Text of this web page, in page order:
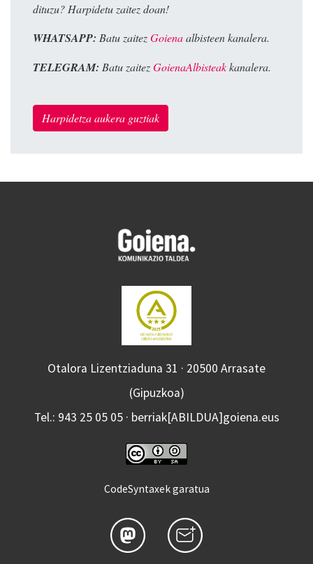
dituzu? Harpidetu zaitez doan!
WHATSAPP: Batu zaitezGoienaalbisteen kanalera.
TELEGRAM: Batu zaitezGoienaAlbisteakkanalera.
Harpidetza aukera guztiak
Otalora Lizentziaduna 31 · 20500 Arrasate
(Gipuzkoa)
Tel.: 943 25 05 05 · berriak[ABILDUA]goiena.eus
CodeSyntaxek garatua